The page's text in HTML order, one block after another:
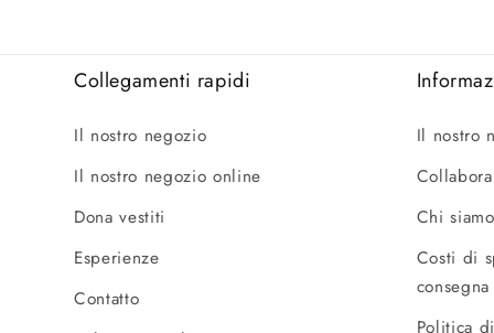
Collegamenti rapidi
Il nostro negozio
Il nostro negozio online
Dona vestiti
Esperienze
Contatto
Il nostro
Chi
Costi di
consegna
Politica